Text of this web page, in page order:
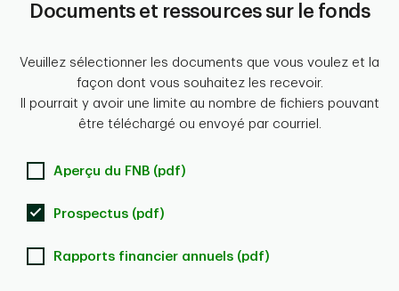
Documents et ressources sur le fonds
Veuillez sélectionner les documents que vous voulez et la
façon dont vous souhaitez les recevoir.
Il pourrait y avoir une limite au nombre de fichiers pouvant
être téléchargé ou envoyé par courriel.
Aperçu du FNB (pdf)
Prospectus (pdf)
Rapports financier annuels (pdf)